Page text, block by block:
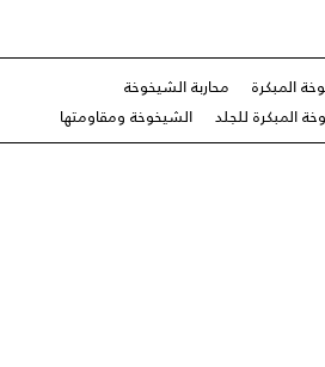
المبكرة
محاربة الشيخوخة
المبكرة للجلد الشيخوخة ومقاومتها